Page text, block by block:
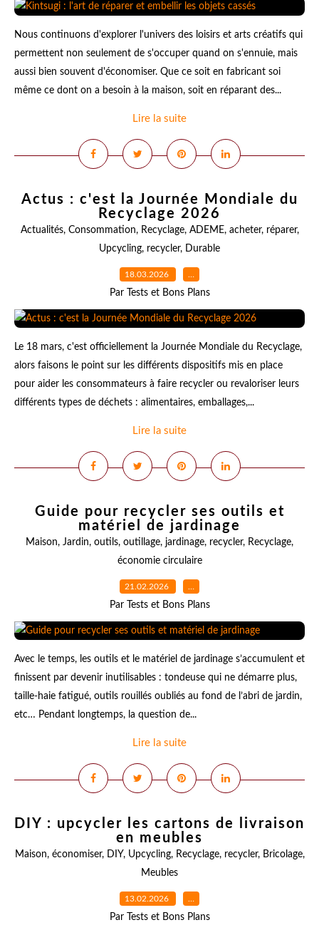
Nous continuons d'explorer l'univers des loisirs et arts créatifs qui
permettent non seulement de s'occuper quand on s'ennuie, mais
aussi bien souvent d'économiser. Que ce soit en fabricant soi
même ce dont on a besoin à la maison, soit en réparant des...
Lire la suite
Actus : c'est la Journée Mondiale du
Recyclage 2026
Actualités, Consommation, Recyclage, ADEME, acheter, réparer,
Upcycling, recycler, Durable
18.03.2026 …
Par Tests et Bons Plans
Le 18 mars, c'est officiellement la Journée Mondiale du Recyclage,
alors faisons le point sur les différents dispositifs mis en place
pour aider les consommateurs à faire recycler ou revaloriser leurs
différents types de déchets : alimentaires, emballages,...
Lire la suite
Guide pour recycler ses outils et
matériel de jardinage
Maison, Jardin, outils, outillage, jardinage, recycler, Recyclage,
économie circulaire
21.02.2026 …
Par Tests et Bons Plans
Avec le temps, les outils et le matériel de jardinage s’accumulent et
finissent par devenir inutilisables : tondeuse qui ne démarre plus,
taille-haie fatigué, outils rouillés oubliés au fond de l’abri de jardin,
etc… Pendant longtemps, la question de...
Lire la suite
DIY : upcycler les cartons de livraison
en meubles
Maison, économiser, DIY, Upcycling, Recyclage, recycler, Bricolage,
Meubles
13.02.2026 …
Par Tests et Bons Plans